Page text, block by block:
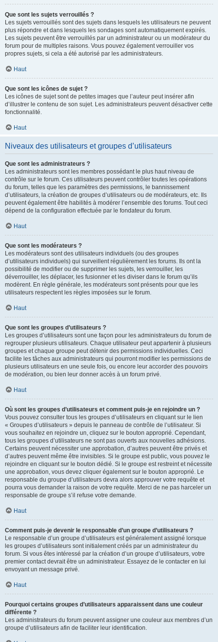
Que sont les sujets verrouillés ?
Les sujets verrouillés sont des sujets dans lesquels les utilisateurs ne peuvent
plus répondre et dans lesquels les sondages sont automatiquement expirés.
Les sujets peuvent être verrouillés par un administrateur ou un modérateur du
forum pour de multiples raisons. Vous pouvez également verrouiller vos
propres sujets, si cela a été autorisé par les administrateurs.
Haut
Que sont les icônes de sujet ?
Les icônes de sujet sont de petites images que l’auteur peut insérer afin
d’illustrer le contenu de son sujet. Les administrateurs peuvent désactiver cette
fonctionnalité.
Haut
Niveaux des utilisateurs et groupes d’utilisateurs
Que sont les administrateurs ?
Les administrateurs sont les membres possédant le plus haut niveau de
contrôle sur le forum. Ces utilisateurs peuvent contrôler toutes les opérations
du forum, telles que les paramètres des permissions, le bannissement
d’utilisateurs, la création de groupes d’utilisateurs ou de modérateurs, etc. Ils
peuvent également être habilités à modérer l’ensemble des forums. Tout ceci
dépend de la configuration effectuée par le fondateur du forum.
Haut
Que sont les modérateurs ?
Les modérateurs sont des utilisateurs individuels (ou des groupes
d’utilisateurs individuels) qui surveillent régulièrement les forums. Ils ont la
possibilité de modifier ou de supprimer les sujets, les verrouiller, les
déverrouiller, les déplacer, les fusionner et les diviser dans le forum qu’ils
modèrent. En règle générale, les modérateurs sont présents pour que les
utilisateurs respectent les règles imposées sur le forum.
Haut
Que sont les groupes d’utilisateurs ?
Les groupes d’utilisateurs sont une façon pour les administrateurs du forum de
regrouper plusieurs utilisateurs. Chaque utilisateur peut appartenir à plusieurs
groupes et chaque groupe peut détenir des permissions individuelles. Ceci
facilite les tâches aux administrateurs qui pourront modifier les permissions de
plusieurs utilisateurs en une seule fois, ou encore leur accorder des pouvoirs
de modération, ou bien leur donner accès à un forum privé.
Haut
Où sont les groupes d’utilisateurs et comment puis-je en rejoindre un ?
Vous pouvez consulter tous les groupes d’utilisateurs en cliquant sur le lien
« Groupes d’utilisateurs » depuis le panneau de contrôle de l’utilisateur. Si
vous souhaitez en rejoindre un, cliquez sur le bouton approprié. Cependant,
tous les groupes d’utilisateurs ne sont pas ouverts aux nouvelles adhésions.
Certains peuvent nécessiter une approbation, d’autres peuvent être privés et
d’autres peuvent même être invisibles. Si le groupe est public, vous pouvez le
rejoindre en cliquant sur le bouton dédié. Si le groupe est restreint et nécessite
une approbation, vous devez cliquer également sur le bouton approprié. Le
responsable du groupe d’utilisateurs devra alors approuver votre requête et
pourra vous demander la raison de votre requête. Merci de ne pas harceler un
responsable de groupe s’il refuse votre demande.
Haut
Comment puis-je devenir le responsable d’un groupe d’utilisateurs ?
Le responsable d’un groupe d’utilisateurs est généralement assigné lorsque
les groupes d’utilisateurs sont initialement créés par un administrateur du
forum. Si vous êtes intéressé par la création d’un groupe d’utilisateurs, votre
premier contact devrait être un administrateur. Essayez de le contacter en lui
envoyant un message privé.
Haut
Pourquoi certains groupes d’utilisateurs apparaissent dans une couleur
différente ?
Les administrateurs du forum peuvent assigner une couleur aux membres d’un
groupe d’utilisateurs afin de faciliter leur identification.